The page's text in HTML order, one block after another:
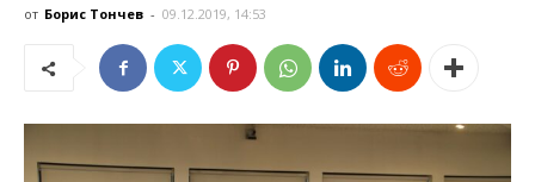
от Борис Тончев - 09.12.2019, 14:53